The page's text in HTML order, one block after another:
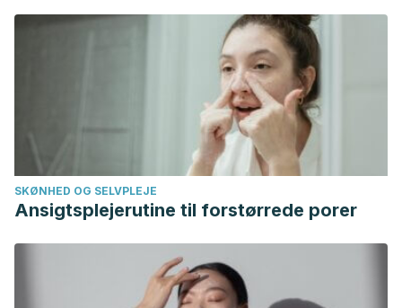
https://doi.org/10.1016/j.clindermatol.2008.01.008
SKØNHED OG SELVPLEJE
Ansigtsplejerutine til forstørrede porer